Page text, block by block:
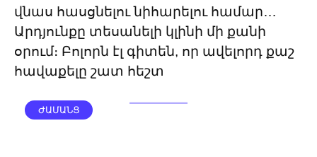
վնաս հասցնելու նիհարելու համար…
Արդյունքը տեսանելի կլինի մի քանի
օրում։ Բոլորն էլ գիտեն, որ ավելորդ քաշ
հավաքելը շատ հեշտ
ԺԱՄԱՆՑ